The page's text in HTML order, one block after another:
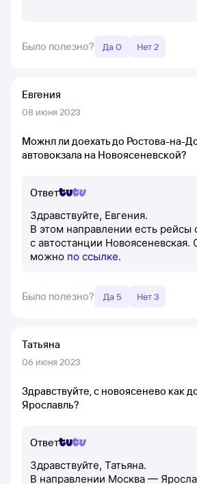
Было полезно? Да 0 Нет 2
Евгения
08 июня 2023
Можнл ли доехать до Ростова-на-
автовокзала на Новоясеневской?
Ответ
Здравствуйте, Евгения.
В этом направлении есть рейсы
с автостанции Новоясеневская.
можно по ссылке.
Было полезно? Да 5 Нет 3
Татьяна
06 июня 2023
Здравствуйте, с новоясенево как
Ярославль?
Ответ
Здравствуйте, Татьяна.
В направлении Москва —